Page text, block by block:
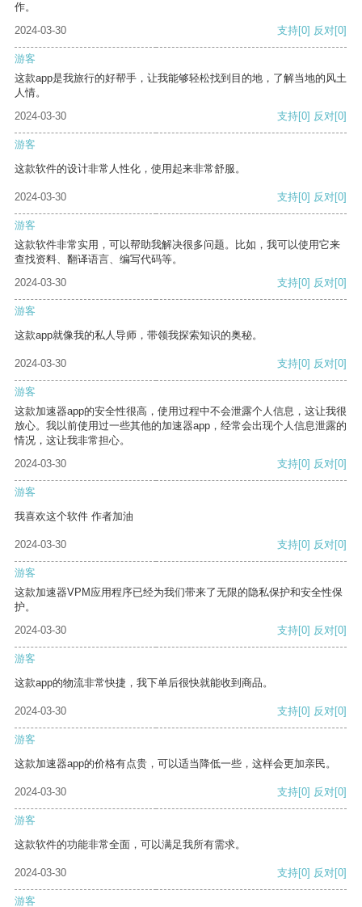
作。
2024-03-30
支持[0] 反对[0]
游客
这款app是我旅行的好帮手，让我能够轻松找到目的地，了解当地的风土
人情。
2024-03-30
支持[0] 反对[0]
游客
这款软件的设计非常人性化，使用起来非常舒服。
2024-03-30 支持[0] 反对[0]
游客
这款软件非常实用，可以帮助我解决很多问题。比如，我可以使用它来
查找资料、翻译语言、编写代码等。
2024-03-30
支持[0] 反对[0]
游客
这款app就像我的私人导师，带领我探索知识的奥秘。
2024-03-30 支持[0] 反对[0]
游客
这款加速器app的安全性很高，使用过程中不会泄露个人信息，这让我很
放心。我以前使用过一些其他的加速器app，经常会出现个人信息泄露的
情况，这让我非常担心。
2024-03-30
支持[0] 反对[0]
游客
我喜欢这个软件 作者加油
2024-03-30 支持[0] 反对[0]
游客
这款加速器VPM应用程序已经为我们带来了无限的隐私保护和安全性保
护。
2024-03-30
支持[0] 反对[0]
游客
这款app的物流非常快捷，我下单后很快就能收到商品。
2024-03-30 支持[0] 反对[0]
游客
这款加速器app的价格有点贵，可以适当降低一些，这样会更加亲民。
2024-03-30 支持[0] 反对[0]
游客
这款软件的功能非常全面，可以满足我所有需求。
2024-03-30 支持[0] 反对[0]
游客